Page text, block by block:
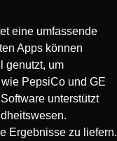
eine umfassende
Apps können
genutzt, um
PepsiCo und GE
unterstützt
Ergebnisse zu liefern.